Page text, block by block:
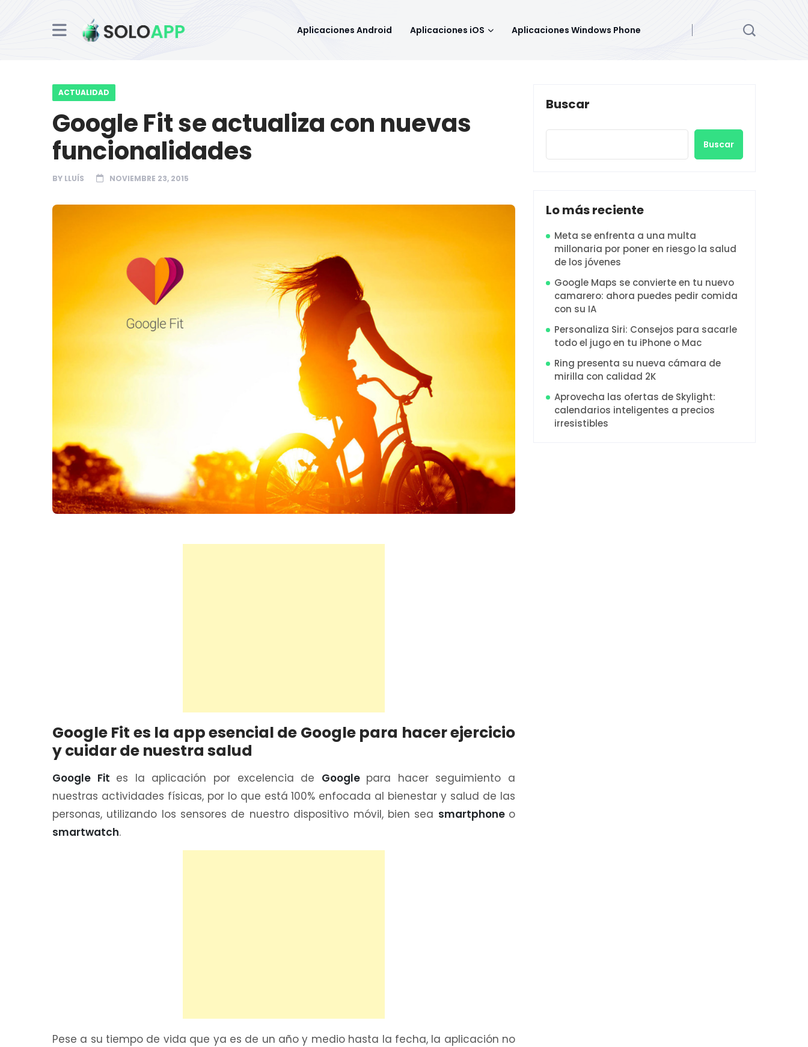
Aplicaciones Android Aplicaciones iOS Aplicaciones Windows Phone
ACTUALIDAD
Google Fit se actualiza con nuevas
funcionalidades
BY LLUÍS NOVIEMBRE 23, 2015
Google Fit es la app esencial de Google para hacer ejercicio
y cuidar de nuestra salud
Google Fit es la aplicación por excelencia de Google para hacer seguimiento a
nuestras actividades físicas, por lo que está 100% enfocada al bienestar y salud de las
personas, utilizando los sensores de nuestro dispositivo móvil, bien sea smartphone o
smartwatch.
Pese a su tiempo de vida que ya es de un año y medio hasta la fecha, la aplicación no
Buscar
Buscar
Lo más reciente
Meta se enfrenta a una multa
millonaria por poner en riesgo la salud
de los jóvenes
Google Maps se convierte en tu nuevo
camarero: ahora puedes pedir comida
con su IA
Personaliza Siri: Consejos para sacarle
todo el jugo en tu iPhone o Mac
Ring presenta su nueva cámara de
mirilla con calidad 2K
Aprovecha las ofertas de Skylight:
calendarios inteligentes a precios
irresistibles